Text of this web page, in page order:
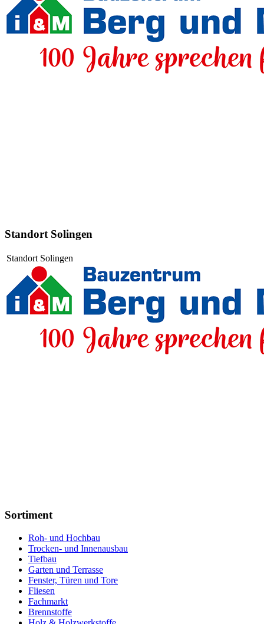
Standort Solingen
Standort Solingen
Sortiment
Roh- und Hochbau
Trocken- und Innenausbau
Tiefbau
Garten und Terrasse
Fenster, Türen und Tore
Fliesen
Fachmarkt
Brennstoffe